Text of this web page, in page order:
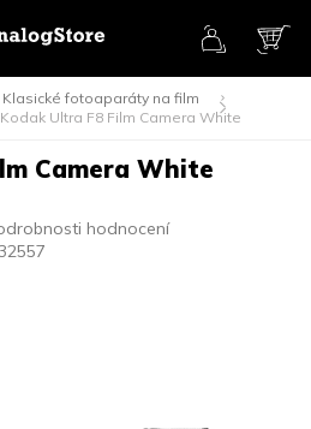
Klasické fotoaparáty na film
Kodak Ultra F8 Film Camera White
Camera White
hodnocení